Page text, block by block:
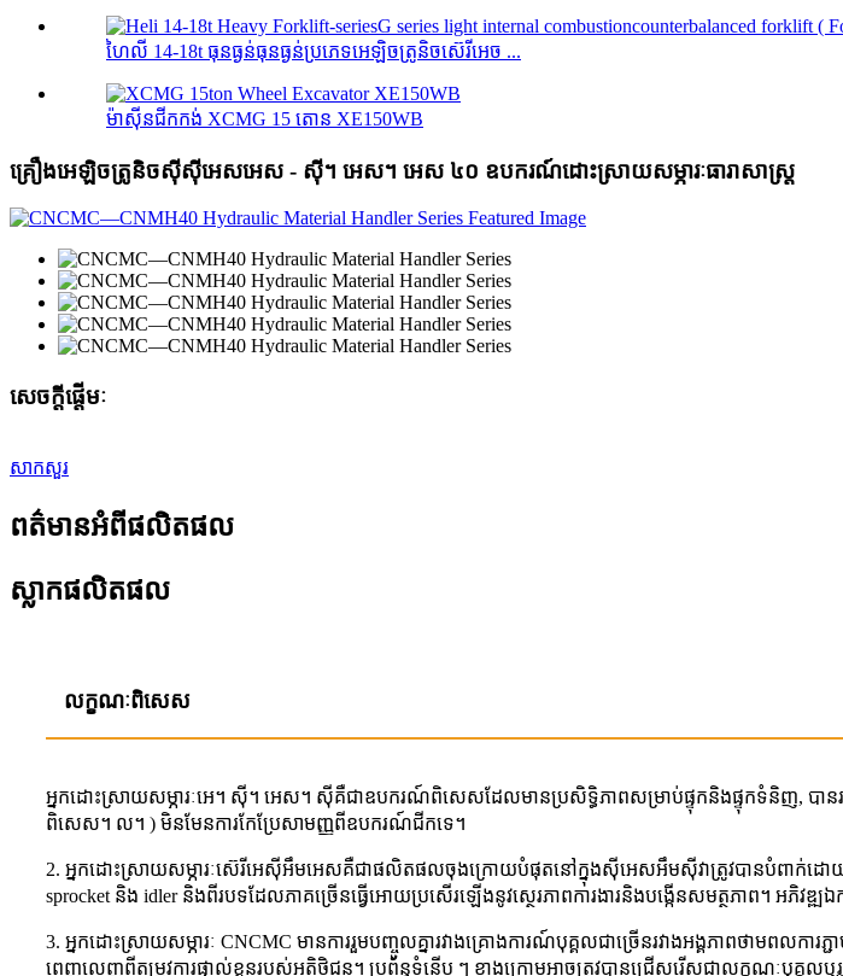
ហៃលី 14-18t ធុនធ្ងន់ធុនធ្ងន់ប្រភេទអេឡិចត្រូនិចស៊េរីអេច ...
ម៉ាស៊ីនជីកកង់ XCMG 15 តោន XE150WB
គ្រឿងអេឡិចត្រូនិចស៊ីស៊ីអេសអេស - ស៊ី។ អេស។ អេស ៤០ ឧបករណ៍ដោះស្រាយសម្ភារៈធារាសាស្ត្រ
សេចក្តីផ្តើមៈ
សាកសួរ
ពត៌មានអំពីផលិតផល
ស្លាកផលិតផល
លក្ខណៈពិសេស
អ្នកដោះស្រាយសម្ភារៈអេ។ ស៊ី។ អេស។ ស៊ីគឺជាឧបករណ៍ពិសេសដែលមានប្រសិទ្ធិភាពសម្រាប់ផ្ទុកនិងផ្ទុកទំនិញ, បានរ
ពិសេស។ ល។ ) មិនមែនការកែប្រែសាមញ្ញពីឧបករណ៍ជីកទេ។
2. អ្នកដោះស្រាយសម្ភារៈស៊េរីអេស៊ីអឹមអេសគឺជាផលិតផលចុងក្រោយបំផុតនៅក្នុងស៊ីអេសអឹមស៊ីវាត្រូវបានបំពាក់ដោយ
sprocket និង idler និងពីរបទដែលភាគច្រើនធ្វើអោយប្រសើរឡើងនូវស្ថេរភាពការងារនិងបង្កើនសមត្ថភាព។ អភិវឌ្ឍឯ
3. អ្នកដោះស្រាយសម្ភារៈ CNCMC មានការរួមបញ្ចូលគ្នារវាងគ្រោងការណ៍បុគ្គលជាច្រើនរវាងអង្គភាពថាមពល
ពេញលេញពីតម្រូវការផ្ទាល់ខ្លួនរបស់អតិថិជន។ ប្រព័ន្ធទំនើប ៗ ខាងក្រោមអាចត្រូវបានជ្រើសរើសជាលក្ខណៈបុគ្គលឬ